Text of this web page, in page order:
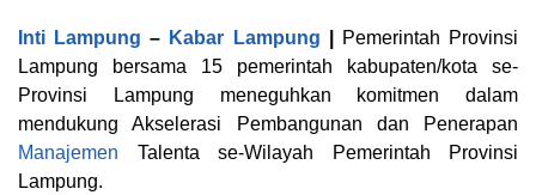
Inti Lampung – Kabar Lampung
Pemerintah Provinsi
Lampung bersama 15 pemerintah kabupaten/kota se-
Provinsi Lampung meneguhkan komitmen dalam
mendukung Akselerasi Pembangunan dan Penerapan
Manajemen Talenta se-Wilayah Pemerintah Provinsi
Lampung.